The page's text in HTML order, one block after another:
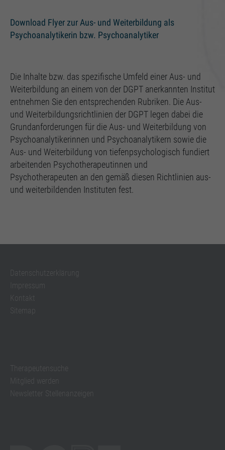
Download Flyer zur Aus- und Weiterbildung als
Psychoanalytikerin bzw. Psychoanalytiker
Die Inhalte bzw. das spezifische Umfeld einer Aus- und
Weiterbildung an einem von der DGPT anerkannten Institut
entnehmen Sie den entsprechenden Rubriken. Die Aus-
und Weiterbildungsrichtlinien der DGPT legen dabei die
Grundanforderungen für die Aus- und Weiterbildung von
Psychoanalytikerinnen und Psychoanalytikern sowie die
Aus- und Weiterbildung von tiefenpsychologisch fundiert
arbeitenden Psychotherapeutinnen und
Psychotherapeuten an den gemäß diesen Richtlinien aus-
und weiterbildenden Instituten fest.
Datenschutzerklärung
Impressum
Kontakt
Sitemap
Therapeutensuche
Mitglied werden
Newsletter Stellenanzeigen